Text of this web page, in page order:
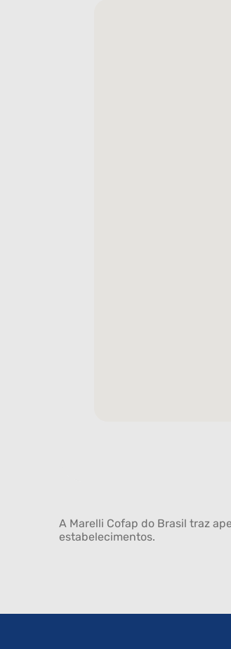
A Marelli Cofap do Brasil traz
estabelecimentos.